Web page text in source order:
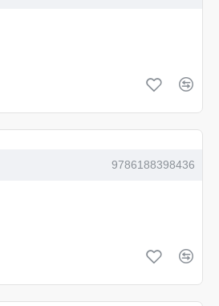
9786188398436